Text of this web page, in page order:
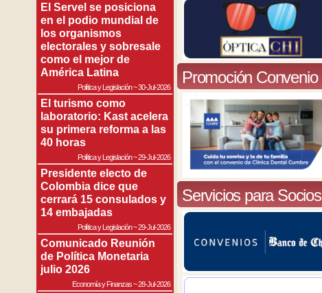
El Servel se posiciona
en el podio mundial de
los organismos
electorales y sobresale
como el mejor de
América Latina
Política y Legislación~30-Jul-2026
El turismo como
laboratorio: Kast acelera
su primera reforma a las
40 horas
Política y Legislación~29-Jul-2026
Presidente electo de
Colombia dice que
cerrará 15 consulados y
14 embajadas
Política y Legislación~29-Jul-2026
Comunicado Reunión
de Política Monetaria
julio 2026
Economía y Finanzas~28-Jul-2026
Promoción Convenio
Servicios para Socios